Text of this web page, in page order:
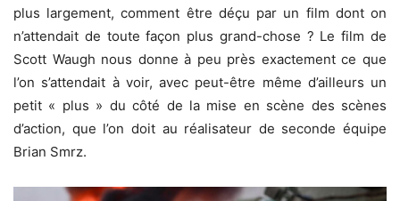
plus largement, comment être déçu par un film dont on
n’attendait de toute façon plus grand-chose ? Le film de
Scott Waugh nous donne à peu près exactement ce que
l’on s’attendait à voir, avec peut-être même d’ailleurs un
petit « plus » du côté de la mise en scène des scènes
d’action, que l’on doit au réalisateur de seconde équipe
Brian Smrz.